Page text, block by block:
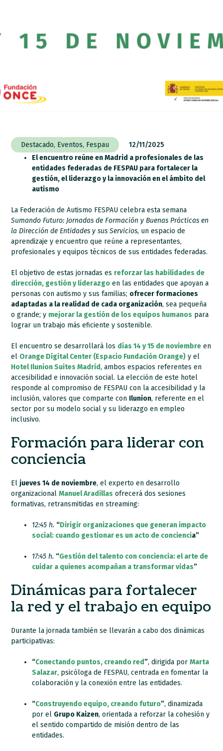
Destacado, Eventos, Fespau
12/11/2025
El encuentro reúne en Madrid a profesionales de las
entidades federadas de FESPAU para fortalecer la
gestión, el liderazgo y la innovación en el ámbito del
autismo
La Federación de Autismo FESPAU celebra esta semana
Sumando Futuro: Jornadas de Formación y Buenas Prácticas en
la Dirección de Entidades y sus Servicios, un espacio de
aprendizaje y encuentro que reúne a representantes,
profesionales y equipos técnicos de sus entidades federadas.
El objetivo de estas jornadas es reforzar las habilidades de
dirección, gestión y liderazgo en las entidades que apoyan a
personas con autismo y sus familias; ofrecer formaciones
adaptadas a la realidad de cada organización, sea pequeña
o grande; y mejorar la gestión de los equipos humanos para
lograr un trabajo más eficiente y sostenible.
El encuentro se desarrollará los días 14 y 15 de noviembre en
el Orange Digital Center (Espacio Fundación Orange) y el
Hotel Ilunion Suites Madrid, ambos espacios referentes en
accesibilidad e innovación social. La elección de este hotel
responde al compromiso de FESPAU con la accesibilidad y la
inclusión, valores que comparte con Ilunion, referente en el
sector por su modelo social y su liderazgo en empleo
inclusivo.
Formación para liderar con
conciencia
El jueves 14 de noviembre, el experto en desarrollo
organizacionalManuel Aradillas ofrecerá dos sesiones
formativas, retransmitidas en streaming:
12:45 h. “Dirigir organizaciones que generan impacto
social: cuando gestionar es un acto de conciencia”
17:45 h. “Gestión del talento con conciencia: el arte de
cuidar a quienes acompañan a transformar vidas”
Dinámicas para fortalecer
la red y el trabajo en equipo
Durante la jornada también se llevarán a cabo dos dinámicas
participativas:
“Conectando puntos, creando red”, dirigida porMarta
Salazar, psicóloga de FESPAU, centrada en fomentar la
colaboración y la conexión entre las entidades.
“Construyendo equipo, creando futuro”, dinamizada
por el Grupo Kaizen, orientada a reforzar la cohesión y
el sentido compartido de misión dentro de las
entidades.